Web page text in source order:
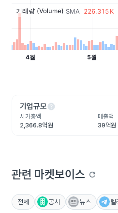
기업규모help
시가총액
2,366.8억원
매출액
39억원
관련 마켓보이스 refresh
전체 공시 뉴스 텔